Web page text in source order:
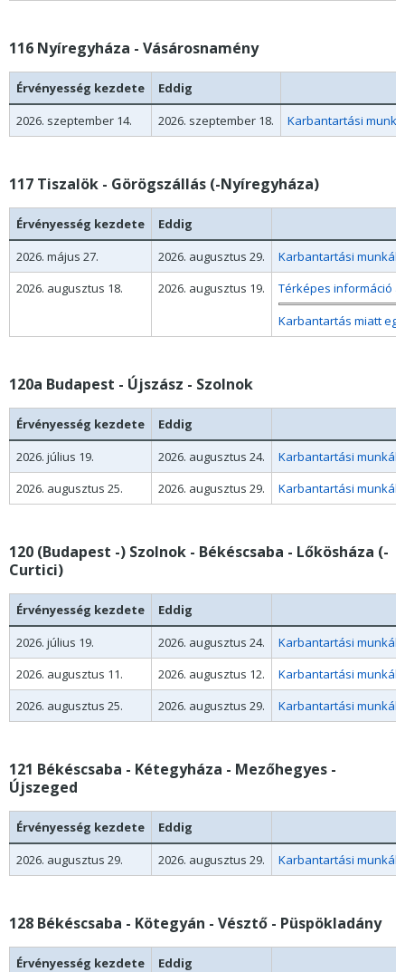
116 Nyíregyháza - Vásárosnamény
Érvényesség kezdete
Eddig
2026. szeptember 14.
2026. szeptember 18. Karbantartási
117 Tiszalök - Görögszállás (-Nyíregyháza)
Érvényesség kezdete
Eddig
2026. május 27.
2026. augusztus 29.
Karbantartási munkák
2026. augusztus 18.
2026. augusztus 19.
Térképes információ
Karbantartás miatt
120a Budapest - Újszász - Szolnok
Érvényesség kezdete
Eddig
2026. július 19.
2026. augusztus 24.
Karbantartási munkák
2026. augusztus 25.
2026. augusztus 29. Karbantartási munkák
120 (Budapest -) Szolnok - Békéscsaba - Lőkösháza (-
Curtici)
Érvényesség kezdete
Eddig
2026. július 19.
2026. augusztus 24.
Karbantartási munkák
2026. augusztus 11.
2026. augusztus 12.
Karbantartási munkák
2026. augusztus 25.
2026. augusztus 29. Karbantartási munkák
121 Békéscsaba - Kétegyháza - Mezőhegyes -
Újszeged
Érvényesség kezdete
Eddig
2026. augusztus 29.
2026. augusztus 29. Karbantartási munkák
128 Békéscsaba - Kötegyán - Vésztő - Püspökladány
Érvényesség kezdete Eddig